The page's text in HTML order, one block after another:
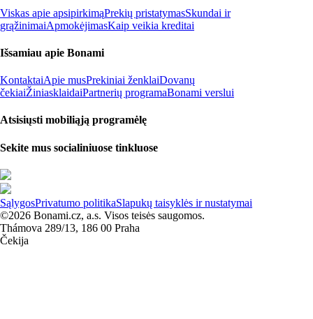
Viskas apie apsipirkimąPrekių pristatymasSkundai ir
grąžinimaiApmokėjimasKaip veikia kreditai
Išsamiau apie Bonami
KontaktaiApie musPrekiniai ženklaiDovanų
čekiaiŽiniasklaidaiPartnerių programaBonami verslui
Atsisiųsti mobiliąją programėlę
Sekite mus socialiniuose tinkluose
SąlygosPrivatumo politikaSlapukų taisyklės ir nustatymai
©2026 Bonami.cz, a.s. Visos teisės saugomos.
Thámova 289/13, 186 00 Praha
Čekija